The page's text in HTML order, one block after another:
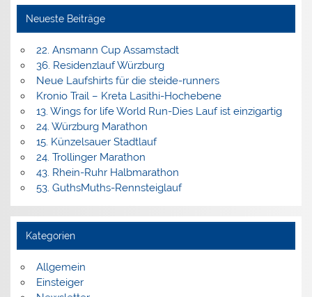
Neueste Beiträge
22. Ansmann Cup Assamstadt
36. Residenzlauf Würzburg
Neue Laufshirts für die steide-runners
Kronio Trail – Kreta Lasithi-Hochebene
13. Wings for life World Run-Dies Lauf ist einzigartig
24. Würzburg Marathon
15. Künzelsauer Stadtlauf
24. Trollinger Marathon
43. Rhein-Ruhr Halbmarathon
53. GuthsMuths-Rennsteiglauf
Kategorien
Allgemein
Einsteiger